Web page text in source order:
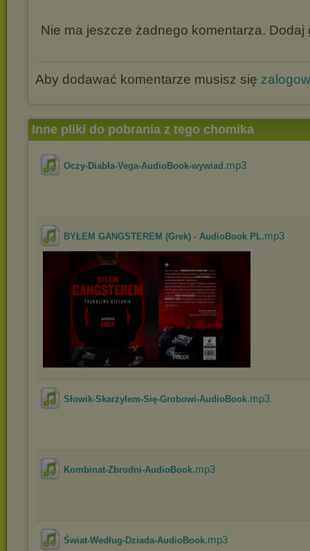
Nie ma jeszcze żadnego komentarza. Dodaj
Aby dodawać komentarze musisz się
Inne pliki do pobrania z tego chomika
Oczy-Diabła-Vega-AudioBook-wywiad.mp3
BYŁEM GANGSTEREM (Grek) - AudioBook PL.mp3
Słowik-Skarżyłem-Się-Grobowi-AudioBook.mp3
Kombinat-Zbrodni-AudioBook.mp3
Świat-Według-Dziada-AudioBook.mp3